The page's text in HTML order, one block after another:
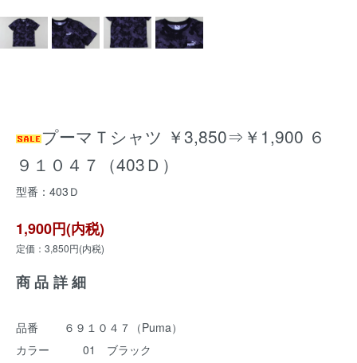
プーマＴシャツ ￥3,850⇒￥1,900 ６
９１０４７（403Ｄ）
型番：403Ｄ
1,900円(内税)
定価：3,850円(内税)
商品詳細
品番 ６９１０４７（Puma）
カラー 01 ブラック